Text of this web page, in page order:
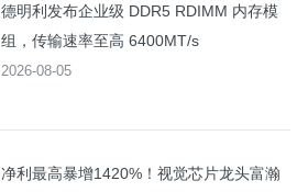
德明利发布企业级 DDR5 RDIMM 内存模
组，传输速率至高 6400MT/s
2026-08-05
净利最高暴增1420%！视觉芯片龙头富瀚